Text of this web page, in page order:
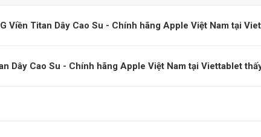
Viền Titan Dây Cao Su - Chính hãng Apple Việt Nam tại
Dây Cao Su - Chính hãng Apple Việt Nam tại Viettablet